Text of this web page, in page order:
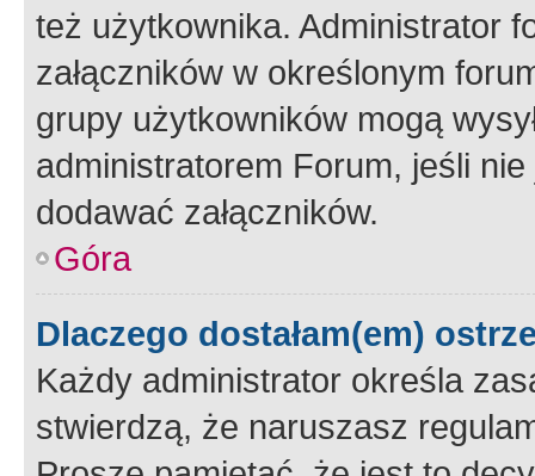
też użytkownika. Administrator
załączników w określonym
grupy użytkowników mogą
administratorem Forum, jeśli
dodawać załączników.
Góra
Dlaczego dostałam(em)
Każdy administrator określa
stwierdzą, że naruszasz